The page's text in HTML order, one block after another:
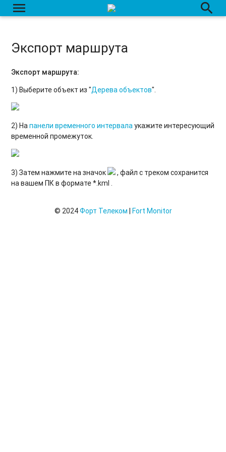
menu
Вкладка "Датчики"
Сырые данные
search
Экспорт маршрута
Экспорт маршрута:
1) Выберите объект из "Дерева объектов".
2) Напанели временного интервалаукажите интересующий
временной промежуток.
3) Затем нажмите на значок
, файл с треком сохранится
на вашем ПК в формате *.kml .
© 2024Форт Телеком | Fort Monitor